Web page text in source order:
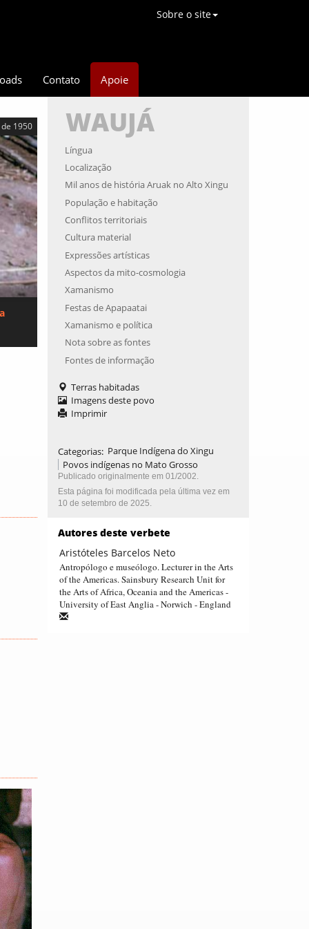
Sobre o site
Contato Apoie
1950 WAUJÁ
Língua
Localização
Mil anos de história Aruak no Alto Xingu
População e habitação
Conflitos territoriais
Cultura material
Expressões artísticas
Aspectos da mito-cosmologia
Xamanismo
Festas de Apapaatai
Xamanismo e política
Nota sobre as fontes
Fontes de informação
Terras habitadas
Imagens deste povo
Imprimir
Categorias: Parque Indígena do Xingu
Povos indígenas no Mato Grosso
Publicado originalmente em 01/2002.
Esta página foi modificada pela última vez em
10 de setembro de 2025.
Autores deste verbete
Aristóteles Barcelos Neto
Antropólogo e museólogo. Lecturer in the Arts
of the Americas. Sainsbury Research Unit for
the Arts of Africa, Oceania and the Americas -
University of East Anglia - Norwich - England